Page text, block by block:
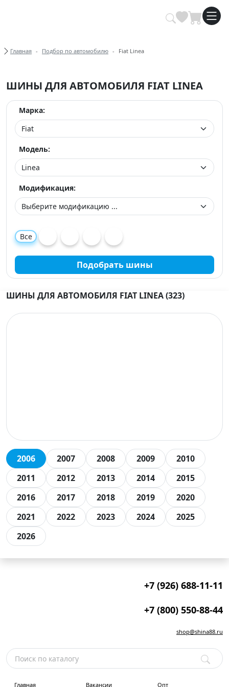
Купить автомобильные шины
Хлебные крошки
Главная Подбор по автомобилю Fiat Linea
ШИНЫ ДЛЯ АВТОМОБИЛЯ FIAT LINEA
Марка:
Модель:
Модификация:
Все
Подобрать шины
ШИНЫ ДЛЯ АВТОМОБИЛЯ FIAT LINEA (323)
2006 2007 2008 2009
2010
2011
2012 2013 2014
2015
2016
2017 2018 2019
2020
2021
2022 2023 2024
2025
2026
+7 (926) 688-11-11
+7 (800) 550-88-44
shop@shina88.ru
Главная Вакансии Опт